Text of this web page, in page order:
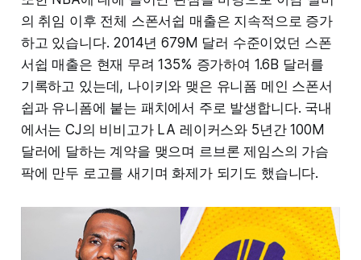
의 취임 이후 전체 스폰서쉽 매출은 지속적으로 증가
하고 있습니다. 2014년 679M 달러 수준이었던 스폰
서쉽 매출은 현재 무려 135% 증가하여 1.6B 달러를
기록하고 있는데, 나이키와 맺은 유니폼 메인 스폰서
쉽과 유니폼에 붙는 패치에서 주로 발생합니다. 국내
에서는 CJ의 비비고가 LA 레이커스와 5년간 100M
달러에 달하는 계약을 맺으며 르브론 제임스의 가슴
팍에 만두 로고를 새기며 화제가 되기도 했습니다.